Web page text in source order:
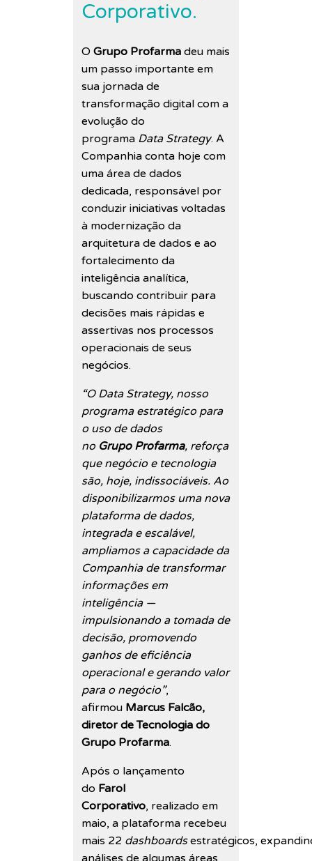
Corporativo.
O Grupo Profarmadeu mais
um passo importante em
sua jornada de
transformação digital com a
evolução do
programa Data Strategy. A
Companhia conta hoje com
uma área de dados
dedicada, responsável por
conduzir iniciativas voltadas
à modernização da
arquitetura de dados e ao
fortalecimento da
inteligência analítica,
buscando contribuir para
decisões mais rápidas e
assertivas nos processos
operacionais de seus
negócios.
“O Data Strategy, nosso
programa estratégico para
o uso de dados
no Grupo Profarma, reforça
que negócio e tecnologia
são, hoje, indissociáveis. Ao
disponibilizarmos uma nova
plataforma de dados,
integrada e escalável,
ampliamos a capacidade da
Companhia de transformar
informações em
inteligência —
impulsionando a tomada de
decisão, promovendo
ganhos de eficiência
operacional e gerando valor
para o negócio”,
afirmou Marcus Falcão,
diretor de Tecnologia do
Grupo Profarma.
Após o lançamento
do Farol
Corporativo, realizado em
maio, a plataforma recebeu
mais 22 dashboardsestratégicos,